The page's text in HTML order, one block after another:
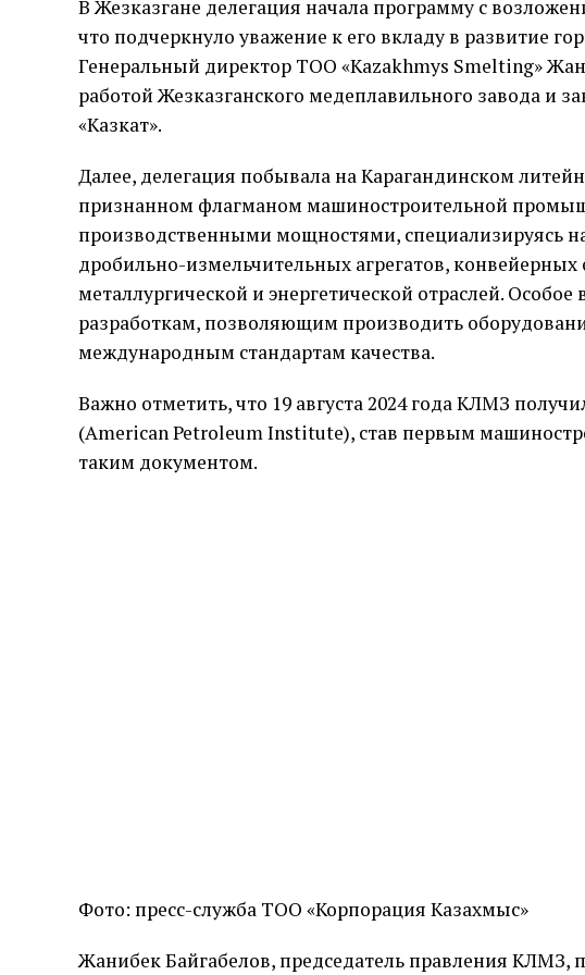
В Жезказгане делегация начала программу с
что подчеркнуло уважение к его вкладу в развитие
Генеральный директор ТОО «Kazakhmys Smelting»
работой Жезказганского медеплавильного завода и
«Казкат».
Далее, делегация побывала на Карагандинском
признанном флагманом машиностроительной
производственными мощностями, специализируясь
дробильно-измельчительных агрегатов,
металлургической и энергетической отраслей.
разработкам, позволяющим производить
международным стандартам качества.
Важно отметить, что 19 августа 2024 года КЛМЗ
(American Petroleum Institute), став первым
таким документом.
Фото: пресс-служба ТОО «Корпорация Казахмыс»
Жанибек Байгабелов, председатель правления КЛМЗ,